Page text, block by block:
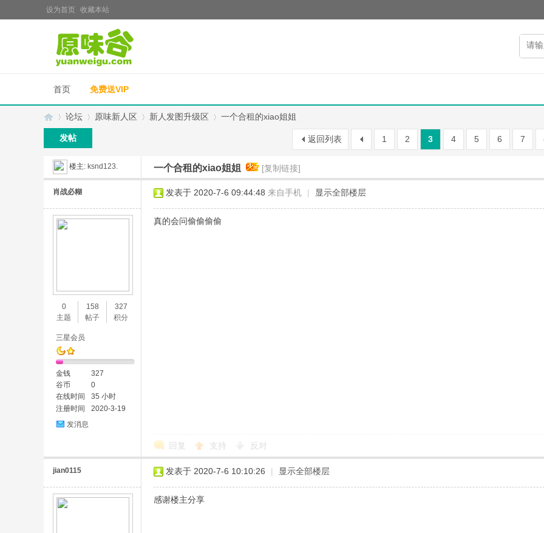
设为首页 收藏本站
首页 免费送VIP
»
论坛
›
原味新人区 新人发图升级区
›
一个合租的xiao姐姐
1 2 3 4 5 6 7
返回列表
发帖
楼主: ksnd123. 一个合租的xiao姐姐 [复制链接]
肖战必糊
0
主题
158
帖子
327
积分
三星会员
金钱
327
谷币
0
在线时间
35 小时
注册时间
2020-3-19
发消息
发表于 2020-7-6 09:44:48 来自手机 | 显示全部楼层
真的会问偷偷偷偷
回复 支持 反对
jian0115 发表于 2020-7-6 10:10:26 | 显示全部楼层
感谢楼主分享